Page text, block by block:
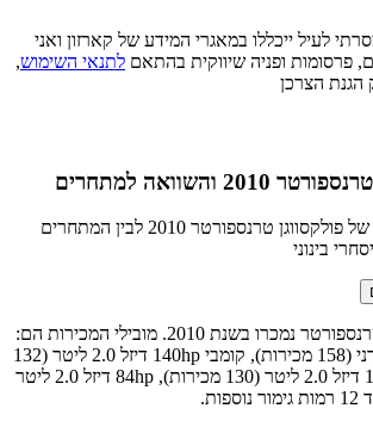
לעיל ייכללו במאגרי המידע של קארזון ואני
פרסומות ופניה שיווקית בהתאם לתנאי השימוש,
הגנת הצרכן
והשוואה למתחרים
השוואת רמות הגימור של פולקסווגן טרנספורטר 2010 לבין המתחרים
בינוני
776 רכבי פולקסווגן טרנספורטר נמכרו בשנת 2010. מובילי המכירות הם:
84hp דיזל 2.0 ליטר ידני (158 מכירות), קומבי 140hp דיזל 2.0 ליטר (132
מכירות), קומבי 140hp דיזל 2.0 ליטר (130 מכירות), 84hp דיזל 2.0 ליטר